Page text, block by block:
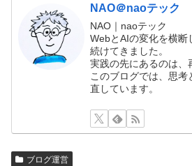
NAO＠naoテック
NAO｜naoテック
WebとAIの変化を横断
続けてきました。
実践の先にあるのは、
このブログでは、思考
直しています。
ブログ運営